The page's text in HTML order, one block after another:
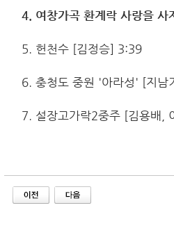
4. 여창가곡 환계락 사랑을
5. 헌천수 [김정승] 3:39
6. 충청도 중원 '아라성' [지남
7. 설장고가락2중주 [김용배,